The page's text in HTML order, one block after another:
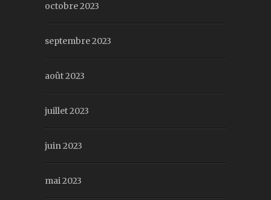
octobre 2023
septembre 2023
août 2023
juillet 2023
juin 2023
mai 2023